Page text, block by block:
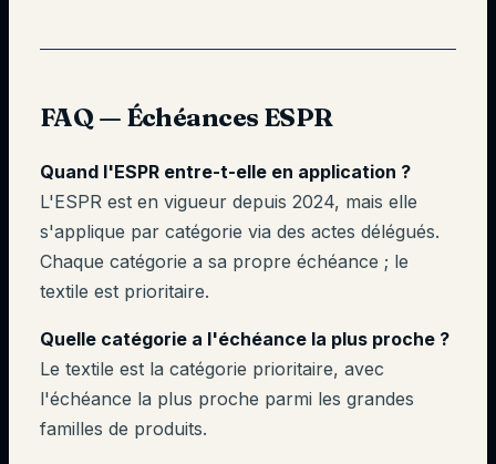
FAQ — Échéances ESPR
Quand l'ESPR entre-t-elle en application ?
L'ESPR est en vigueur depuis 2024, mais elle
s'applique par catégorie via des actes délégués.
Chaque catégorie a sa propre échéance ; le
textile est prioritaire.
Quelle catégorie a l'échéance la plus proche ?
Le textile est la catégorie prioritaire, avec
l'échéance la plus proche parmi les grandes
familles de produits.